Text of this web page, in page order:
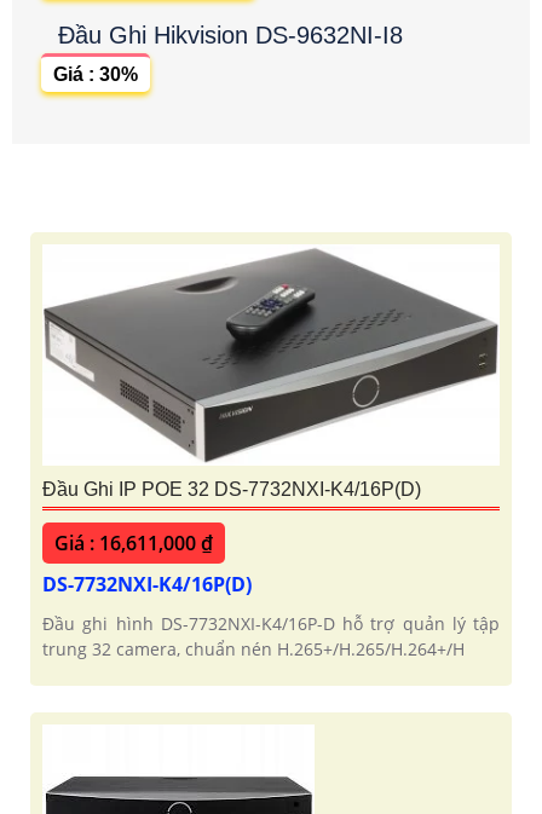
Đầu Ghi Hikvision DS-9632NI-I8
Giá : 30%
Đầu Ghi IP POE 32 DS-7732NXI-K4/16P(D)
Giá : 16,611,000 ₫
DS-7732NXI-K4/16P(D)
Đầu ghi hình DS-7732NXI-K4/16P-D hỗ trợ quản lý tập
trung 32 camera, chuẩn nén H.265+/H.265/H.264+/H